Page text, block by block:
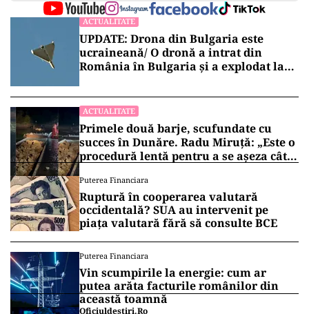
ACTUALITATE
UPDATE: Drona din Bulgaria este
ucraineană/ O dronă a intrat din
România în Bulgaria şi a explodat la
ACTUALITATE
Primele două barje, scufundate cu
succes în Dunăre. Radu Miruță: „Este o
procedură lentă pentru a se așeza cât
Puterea Financiara
Ruptură în cooperarea valutară
occidentală? SUA au intervenit pe
piața valutară fără să consulte BCE
Puterea Financiara
Vin scumpirile la energie: cum ar
putea arăta facturile românilor din
această toamnă
Oficiuldestiri.ro